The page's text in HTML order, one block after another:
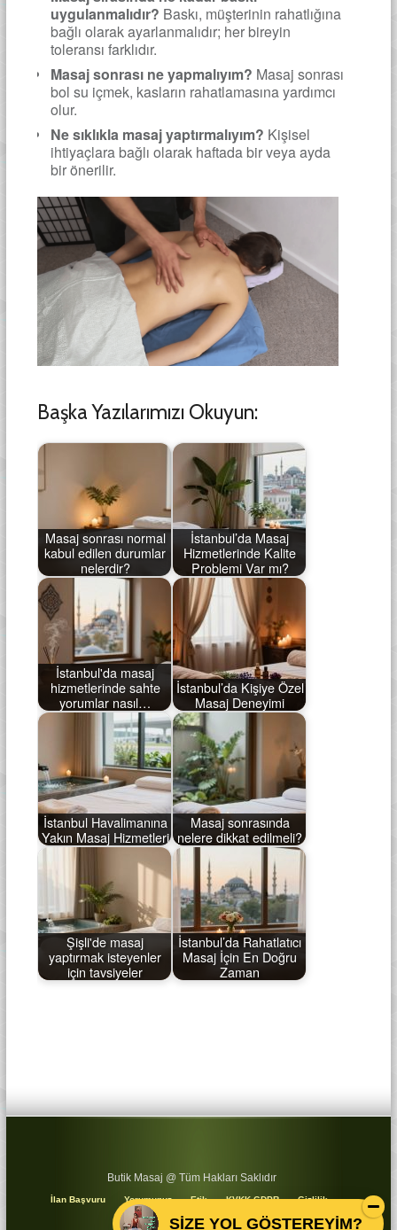
uygulanmalıdır? Baskı, müşterinin rahatlığına
bağlı olarak ayarlanmalıdır; her bireyin
toleransı farklıdır.
Masaj sonrası ne yapmalıyım? Masaj sonrası
bol su içmek, kasların rahatlamasına yardımcı
olur.
Ne sıklıkla masaj yaptırmalıyım? Kişisel
ihtiyaçlara bağlı olarak haftada bir veya ayda
bir önerilir.
Başka Yazılarımızı Okuyun:
Masaj sonrası normal
kabul edilen durumlar
nelerdir?
İstanbul’da Masaj
Hizmetlerinde Kalite
Problemi Var mı?
İstanbul'da masaj
hizmetlerinde sahte
yorumlar nasıl…
İstanbul’da Kişiye Özel
Masaj Deneyimi
İstanbul Havalimanına
Yakın Masaj Hizmetleri
Masaj sonrasında
nelere dikkat edilmeli?
Şişli'de masaj
yaptırmak isteyenler
için tavsiyeler
İstanbul’da Rahatlatıcı
Masaj İçin En Doğru
Zaman
Butik Masaj @ Tüm Hakları Saklıdır
İlan Başvuru Yorumunuz Etik KVKK GDPR
Gizlilik
Koşullar
Sitemap
SİZE YOL GÖSTEREYİM?